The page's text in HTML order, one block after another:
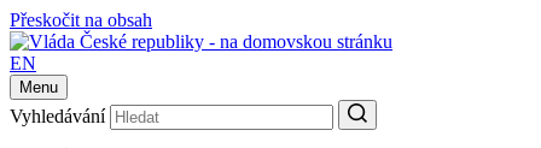
Přeskočit na obsah
EN
Menu
Vyhledávání